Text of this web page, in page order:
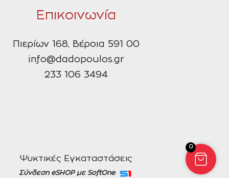
Επικοινωνία
Πιερίων 168, Βέροια 591 00
info@dadopoulos.gr
233 106 3494
Ψυκτικές Εγκαταστάσεις
Σύνδεση eSHOP με SoftOne
0